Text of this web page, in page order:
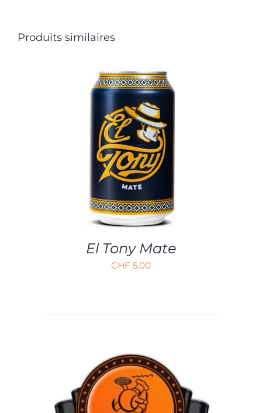
Produits similaires
CHOIX DES OPTIONS
CE
PRODUIT
PLUSIEURS
VARIATIONS.
LES
OPTIONS
PEUVENT
CHOISIES
SUR
/
El Tony Mate
CHF 5.00
AJOUTER AU PANIER
/